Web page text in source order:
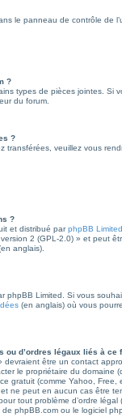
le panneau de contrôle de
?
types de pièces jointes. Si
du forum.
?
transférées, veuillez vous
?
et distribué parphpBB Limited
2 (GPL-2.0) » et peut
anglais).
Limited. Si vous
(en anglais) où vous
ou d’ordres légaux liés à ce
devraient être un contact
le propriétaire du domaine
gratuit (comme Yahoo,
ne peut en aucun cas être
tout problème d’ordre
phpBB.com ou le logiciel